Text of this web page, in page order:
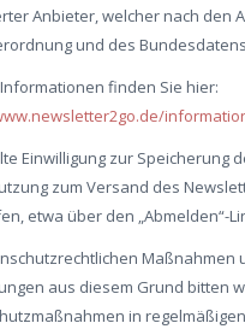
Anbieter, welcher nach den
und des
finden Sie hier:
Einwilligung zur Speicherung
zum Versand des
etwa über den „Abmelden“-
Maßnahmen
aus diesem Grund bitten
in